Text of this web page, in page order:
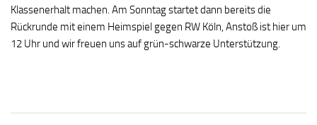
Klassenerhalt machen. Am Sonntag startet dann bereits die
Rückrunde mit einem Heimspiel gegen RW Köln, Anstoß ist hier um
12 Uhr und wir freuen uns auf grün-schwarze Unterstützung.